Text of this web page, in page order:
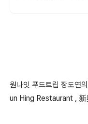
원나잇 푸드트립 장도연
un Hing Restaurant ,